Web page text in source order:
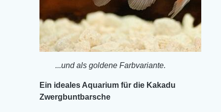
...und als goldene Farbvariante.
Ein ideales Aquarium für die Kakadu
Zwergbuntbarsche